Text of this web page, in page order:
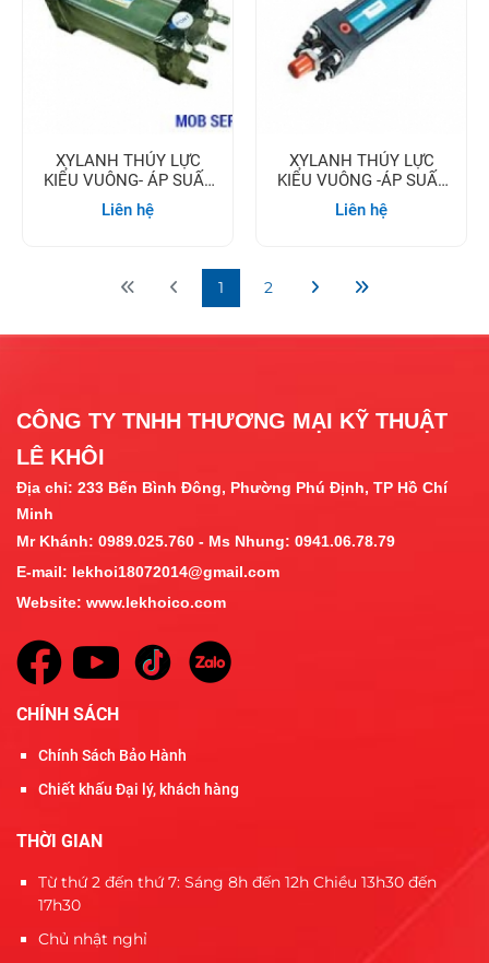
XYLANH THỦY LỰC
KIỂU VUÔNG- ÁP SUẤT
HỌAT ĐỘNG 70 BAR
Liên hệ
XYLANH THỦY LỰC
KIỂU VUÔNG -ÁP SUẤT
HOẠT ĐỘNG 140 BAR
Liên hệ
1 2
CÔNG TY TNHH THƯƠNG MẠI KỸ THUẬT
LÊ KHÔI
Địa chỉ: 233 Bến Bình Đông, Phường Phú Định, TP Hồ Chí
Minh
Mr Khánh: 0989.025.760 - Ms Nhung: 0941.06.78.79
E-mail: lekhoi18072014@gmail.com
Website: www.lekhoico.com
CHÍNH SÁCH
Chính Sách Bảo Hành
Chiết khấu Đại lý, khách hàng
THỜI GIAN
Từ thứ 2 đến thứ 7: Sáng 8h đến 12h Chiều 13h30 đến
17h30
Chủ nhật nghỉ